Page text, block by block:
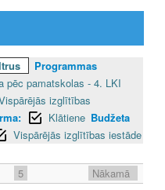
Programmas
pēc pamatskolas - 4. LKI
izglītības
Klātiene Budžeta
Vispārējās izglītības iestāde
5
Nākamā